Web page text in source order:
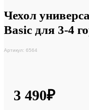
Чехол
Basic для 3-4
Артикул: 6564
3 490₽